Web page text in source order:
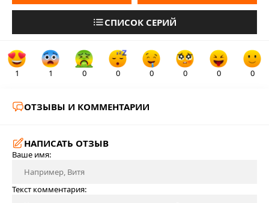
СПИСОК СЕРИЙ
1 1 0 0 0 0 0 0
ОТЗЫВЫ И КОММЕНТАРИИ
НАПИСАТЬ ОТЗЫВ
Ваше имя:
Текст комментария: